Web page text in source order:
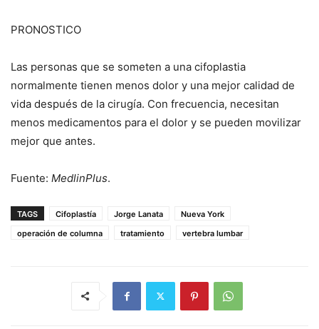
PRONOSTICO
Las personas que se someten a una cifoplastia
normalmente tienen menos dolor y una mejor calidad de
vida después de la cirugía. Con frecuencia, necesitan
menos medicamentos para el dolor y se pueden movilizar
mejor que antes.
Fuente: MedlinPlus.
TAGS Cifoplastía Jorge Lanata
Nueva York
operación de columna
tratamiento vertebra lumbar